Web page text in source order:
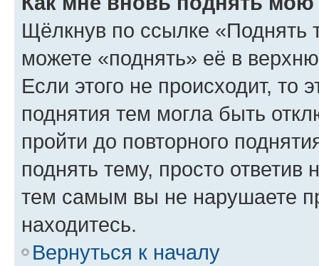
Щёлкнув по ссылке «Поднять
можете «поднять» её в
Если этого не происходит, то
поднятия тем могла быть
пройти до повторного
поднять тему, просто ответив
тем самым вы не нарушаете
находитесь.
Вернуться к началу